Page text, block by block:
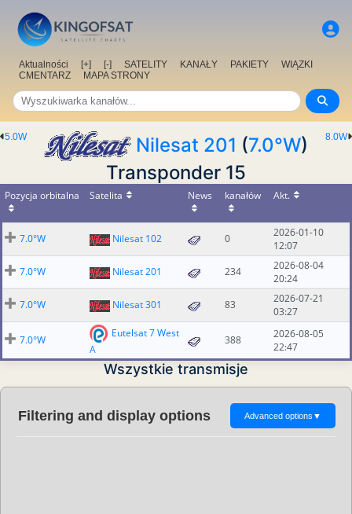
Aktualności [+] [-] SATELITY KANAŁY PAKIETY
WIĄZKI
CMENTARZ
MAPA STRONY
8.0W
5.0W Nilesat 201 (7.0°W)
Transponder 15
Pozycja orbitalna Satelita News kanałów Akt.
7.0°W Nilesat 102 0
2026-01-10
12:07
7.0°W
Nilesat 201 234
2026-08-04
20:24
7.0°W
Nilesat 301 83
2026-07-21
03:27
7.0°W
Eutelsat 7 West
A
388
2026-08-05
22:47
Wszystkie transmisje
Filtering and display options Advanced options ▼